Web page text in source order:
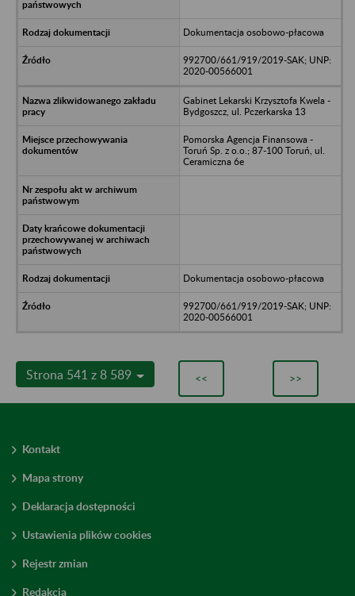
Dokumentacja osobowo-płacowa
992700/661/919/2019-SAK; UNP:
2020-00566001
Gabinet Lekarski Krzysztofa Kwela -
Bydgoszcz, ul. Pczerkarska 13
Pomorska Agencja Finansowa -
Toruń Sp. z o.o.; 87-100 Toruń, ul.
Ceramiczna 6e
Dokumentacja osobowo-płacowa
992700/661/919/2019-SAK; UNP:
2020-00566001
Strona 541 z 8 589 << >>
Kontakt
Mapa strony
Deklaracja dostępności
Ustawienia plików cookies
Rejestr zmian
Redakcja